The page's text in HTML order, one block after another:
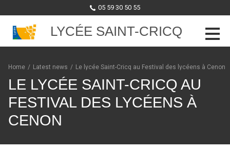
05 59 30 50 55
LYCÉE SAINT-CRICQ
Skip to content
Home / Latest news / Le lycée Saint-Cricq au Festival des lycéens à Cenon
LE LYCÉE SAINT-CRICQ AU
FESTIVAL DES LYCÉENS À
CENON